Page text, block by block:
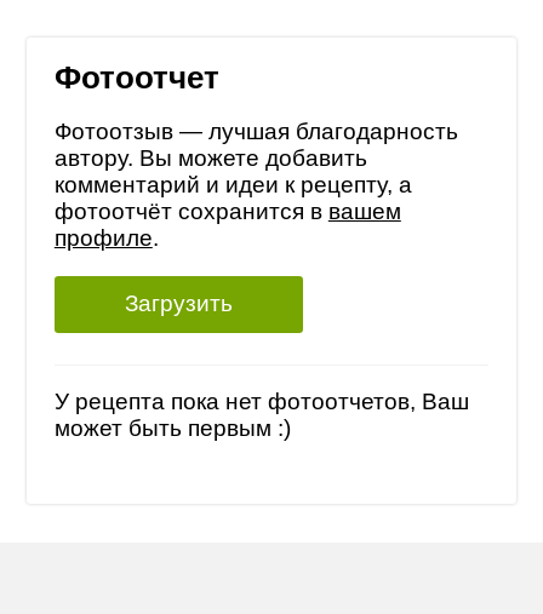
Фотоотчет
Фотоотзыв — лучшая благодарность
автору. Вы можете добавить
комментарий и идеи к рецепту, а
фотоотчёт сохранится в вашем
профиле.
Загрузить
У рецепта пока нет фотоотчетов, Ваш
может быть первым :)